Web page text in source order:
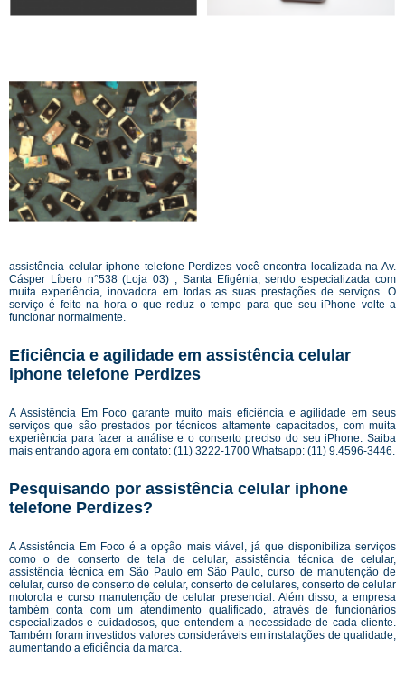
assistência celular iphone telefone Perdizes você encontra localizada na Av.
Cásper Líbero n°538 (Loja 03) , Santa Efigênia, sendo especializada com
muita experiência, inovadora em todas as suas prestações de serviços. O
serviço é feito na hora o que reduz o tempo para que seu iPhone volte a
funcionar normalmente.
Eficiência e agilidade em assistência celular
iphone telefone Perdizes
A Assistência Em Foco garante muito mais eficiência e agilidade em seus
serviços que são prestados por técnicos altamente capacitados, com muita
experiência para fazer a análise e o conserto preciso do seu iPhone. Saiba
mais entrando agora em contato: (11) 3222-1700 Whatsapp: (11) 9.4596-3446.
Pesquisando por assistência celular iphone
telefone Perdizes?
A Assistência Em Foco é a opção mais viável, já que disponibiliza serviços
como o de conserto de tela de celular, assistência técnica de celular,
assistência técnica em São Paulo em São Paulo, curso de manutenção de
celular, curso de conserto de celular, conserto de celulares, conserto de celular
motorola e curso manutenção de celular presencial. Além disso, a empresa
também conta com um atendimento qualificado, através de funcionários
especializados e cuidadosos, que entendem a necessidade de cada cliente.
Também foram investidos valores consideráveis em instalações de qualidade,
aumentando a eficiência da marca.